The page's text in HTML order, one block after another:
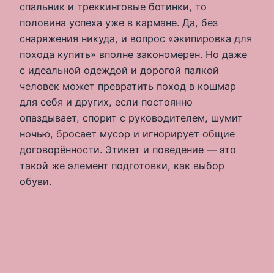
спальник и треккинговые ботинки, то
половина успеха уже в кармане. Да, без
снаряжения никуда, и вопрос «экипировка для
похода купить» вполне закономерен. Но даже
с идеальной одеждой и дорогой палкой
человек может превратить поход в кошмар
для себя и других, если постоянно
опаздывает, спорит с руководителем, шумит
ночью, бросает мусор и игнорирует общие
договорённости. Этикет и поведение — это
такой же элемент подготовки, как выбор
обуви.